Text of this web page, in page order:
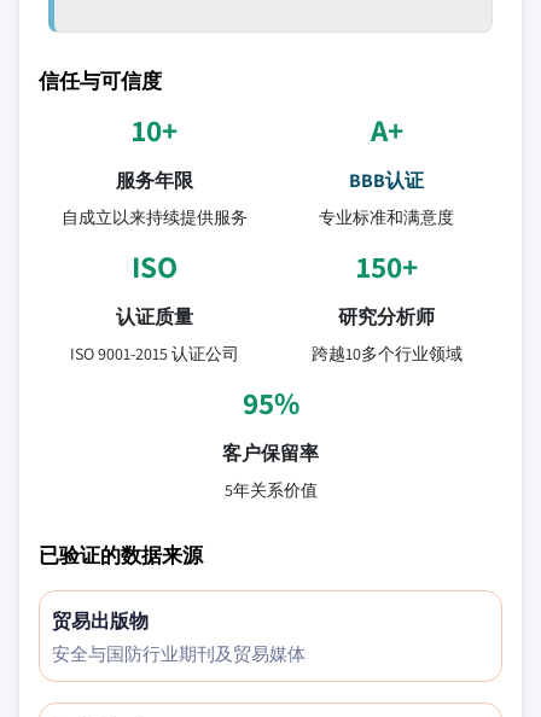
信任与可信度
10+
服务年限
自成立以来持续提供服务
A+
BBB认证
专业标准和满意度
ISO
认证质量
ISO 9001-2015 认证公司
150+
研究分析师
跨越10多个行业领域
95%
客户保留率
5年关系价值
已验证的数据来源
贸易出版物
安全与国防行业期刊及贸易媒体